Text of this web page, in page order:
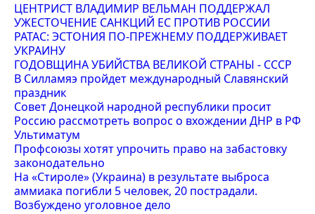
ЦЕНТРИСТ ВЛАДИМИР ВЕЛЬМАН ПОДДЕРЖАЛ
УЖЕСТОЧЕНИЕ САНКЦИЙ ЕС ПРОТИВ РОССИИ
РАТАС: ЭСТОНИЯ ПО-ПРЕЖНЕМУ ПОДДЕРЖИВАЕТ
УКРАИНУ
ГОДОВЩИНА УБИЙСТВА ВЕЛИКОЙ СТРАНЫ - СССР
В Силламяэ пройдет международный Славянский
праздник
Совет Донецкой народной республики просит
Россию рассмотреть вопрос о вхождении ДНР в РФ
Ультиматум
Профсоюзы хотят упрочить право на забастовку
законодательно
На «Стироле» (Украина) в результате выброса
аммиака погибли 5 человек, 20 пострадали.
Возбуждено уголовное дело